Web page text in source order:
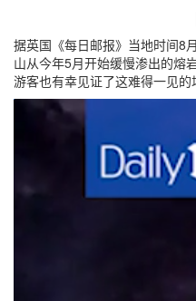
据英国《每日邮报》当地时间8
山从今年5月开始缓慢渗出的熔
游客也有幸见证了这难得一见的